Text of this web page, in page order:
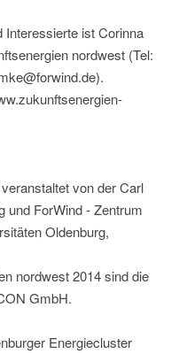
Interessierte ist Corinna
nordwest (Tel:
von der Carl
und ForWind - Zentrum
Oldenburg,
nordwest 2014 sind die
GmbH.
Energiecluster